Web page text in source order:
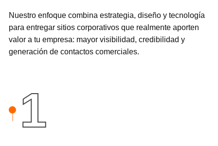
Nuestro enfoque combina estrategia, diseño y tecnología
para entregar sitios corporativos que realmente aporten
valor a tu empresa: mayor visibilidad, credibilidad y
generación de contactos comerciales.
1